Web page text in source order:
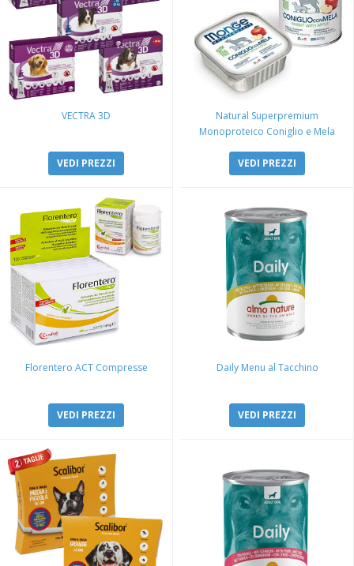
VECTRA 3D
VEDI PREZZI
Natural Superpremium
Monoproteico Coniglio e Mela
VEDI PREZZI
Florentero ACT Compresse
VEDI PREZZI
Daily Menu al Tacchino
VEDI PREZZI